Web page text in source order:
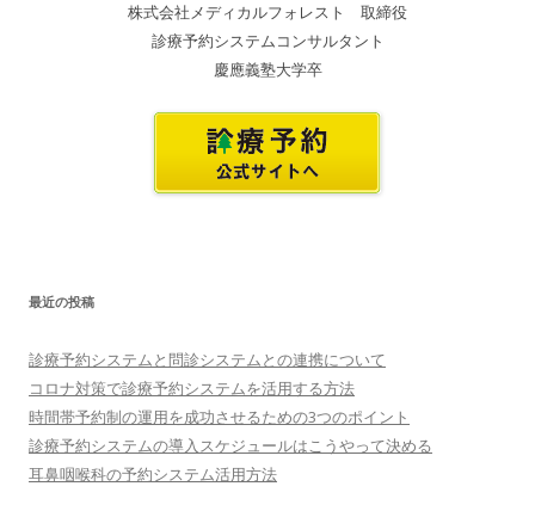
株式会社メディカルフォレスト 取締役
診療予約システムコンサルタント
慶應義塾大学卒
最近の投稿
診療予約システムと問診システムとの連携について
コロナ対策で診療予約システムを活用する方法
時間帯予約制の運用を成功させるための3つのポイント
診療予約システムの導入スケジュールはこうやって決める
耳鼻咽喉科の予約システム活用方法